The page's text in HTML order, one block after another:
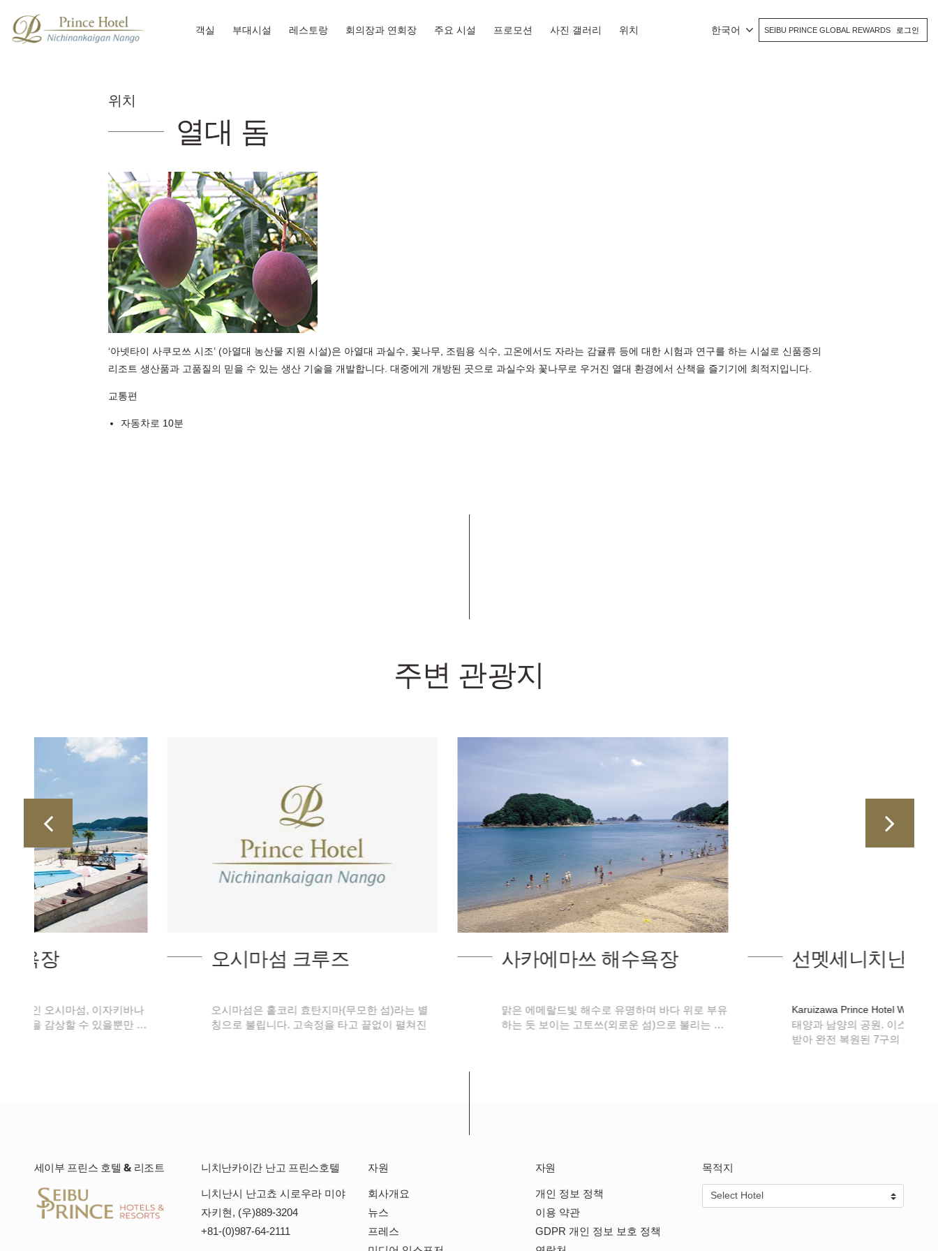
객실 부대시설 레스토랑 회의장과 연회장 주요 시설 프로모션 사진 갤러리 위치 한국어 SEIBU PRINCE GLOBAL REWARDS 로그인
위치
열대 돔
‘아넷타이 사쿠모쓰 시조’ (아열대 농산물 지원 시설)은 아열대 과실수, 꽃나무, 조림용 식수, 고온에서도 자라는 감귤류 등에 대한 시험과 연구를 하는 시설로 신품종의
리조트 생산품과 고품질의 믿을 수 있는 생산 기술을 개발합니다. 대중에게 개방된 곳으로 과실수와 꽃나무로 우거진 열대 환경에서 산책을 즐기기에 최적지입니다.
교통편
자동차로 10분
주변 관광지
오시마섬 크루즈
오시마섬은 홑코리 효탄지마(무모한 섬)라는 별
칭으로 불립니다. 고속정을 타고 끝없이 펼쳐진
사카에마쓰 해수욕장
맑은 에메랄드빛 해수로 유명하며 바다 위로 부유
하는 듯 보이는 고토쓰(외로운 섬)으로 불리는 …
선멧세니치난
Karuizawa Prince Hotel West.
태양과 남양의 공원. 이스터섬 장로회의 허가를
받아 완전 복원된 7구의 모아이상으로 유명합니
세이부 프린스 호텔 & 리조트 니치난카이간 난고 프린스호텔
니치난시 난고쵸 시로우라 미야
자키현, (우)889-3204
+81-(0)987-64-2111
자원
회사개요
뉴스
프레스
자원
개인 정보 정책
이용 약관
GDPR 개인 정보 보호 정책
목적지